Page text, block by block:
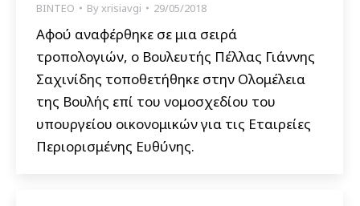
ΒΙΝΤΕΟ Byxrisiavgi 29/05/2018
Αφού αναφέρθηκε σε μια σειρά
τροπολογιών, ο Βουλευτής Πέλλας Γιάννης
Σαχινίδης τοποθετήθηκε στην Ολομέλεια
της Βουλής επί του νομοσχεδίου του
υπουργείου οικονομικών για τις Εταιρείες
Περιορισμένης Ευθύνης.